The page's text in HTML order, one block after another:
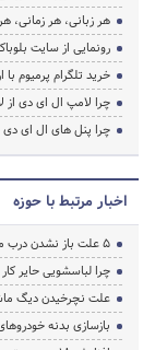
هر زبانی، هر زمانی،
رونمایی از سایت
خرید تلگرام پرمیوم
چرا لامپ ال ای دی
چرا پنل های ال ای
اخبار مرتبط با حوزه
5 علت باز نشدن درب ماشین لباسشویی کنوود به همراه راه حل
چرا لباسشویی حایر
علت نچرخیدن دیگ
بازسازی بدنه